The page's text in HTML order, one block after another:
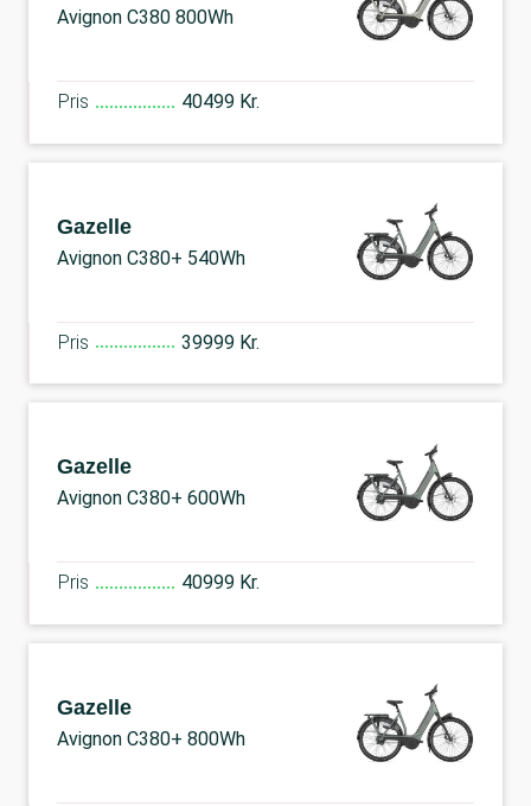
Avignon C380 800Wh
Pris 40499 Kr.
Gazelle
Avignon C380+ 540Wh
Pris 39999 Kr.
Gazelle
Avignon C380+ 600Wh
Pris 40999 Kr.
Gazelle
Avignon C380+ 800Wh